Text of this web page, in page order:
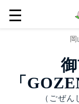
☰
「
（ごぜ